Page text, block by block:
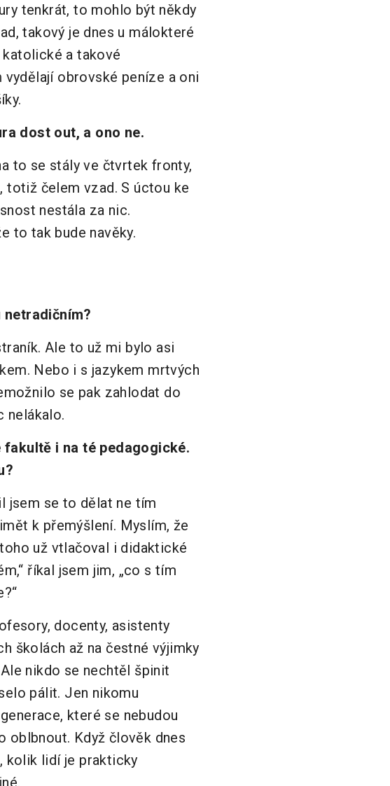
tenkrát, to mohlo být někdy
takový je dnes u málokteré
a takové
obrovské peníze a oni
dost out, a ono ne.
to se stály ve čtvrtek fronty,
čelem vzad. S úctou ke
nestála za nic.
to tak bude navěky.
Ale to už mi bylo asi
Nebo i s jazykem mrtvých
se pak zahlodat do
nelákalo.
i na té pedagogické.
jsem se to dělat ne tím
k přemýšlení. Myslím, že
už vtlačoval i didaktické
říkal jsem jim, „co s tím
docenty, asistenty
školách až na čestné výjimky
nikdo se nechtěl špinit
pálit. Jen nikomu
které se nebudou
oblbnout. Když člověk dnes
kolik lidí je prakticky